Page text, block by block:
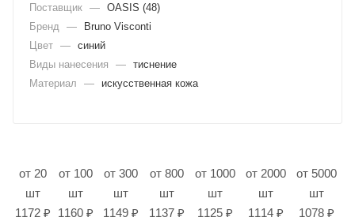
Поставщик — OASIS (48)
Бренд
—
Bruno Visconti
Цвет — синий
Виды нанесения
— тиснение
Материал
— искусственная кожа
от 20
шт
1172 ₽
от 100
шт
1160 ₽
от 300
шт
1149 ₽
от 800
шт
1137 ₽
от 1000
шт
1125 ₽
от 2000
шт
1114 ₽
от 5000
шт
1078 ₽